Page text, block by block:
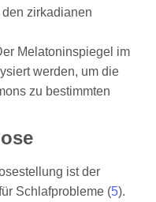
zirkadianen
Melatoninspiegel im
werden, um die
zu bestimmten
ist der
Schlafprobleme (5).